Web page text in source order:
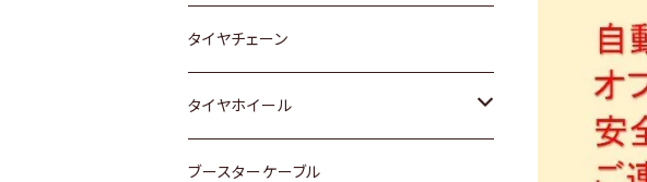
三菱
スバル
レクサス
マツダ
三菱
スバル
いすゞ
ダイハツ
マツダ
日産
ダイハツ
スバル
スズキ
日産
ダイハツ
スズキ
日産
ダイハツ
トヨタ
マツダ
タイヤチェーン
タイヤホイール
トヨタ
ブースターケーブル